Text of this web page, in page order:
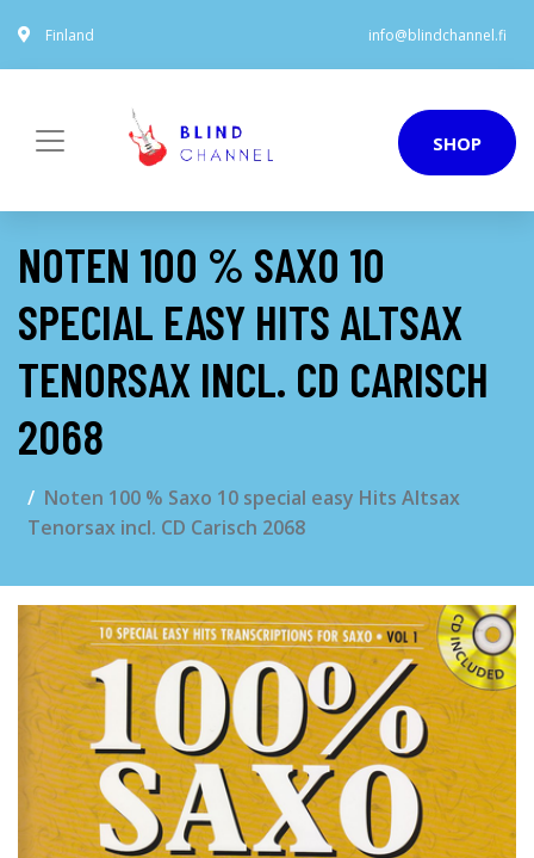
Finland info@blindchannel.fi
SHOP
NOTEN 100 % SAXO 10
SPECIAL EASY HITS ALTSAX
TENORSAX INCL. CD CARISCH
2068
Noten 100 % Saxo 10 special easy Hits Altsax
Tenorsax incl. CD Carisch 2068